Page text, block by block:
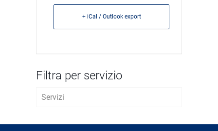
+ iCal / Outlook export
Filtra per servizio
Servizi